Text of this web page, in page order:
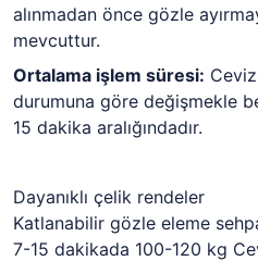
alınmadan önce gözle
mevcuttur.
Ortalama işlem süresi:
durumuna göre değişmekle
15 dakika aralığındadır.
Dayanıklı çelik rendeler
Katlanabilir gözle eleme
7-15 dakikada 100-120 kg